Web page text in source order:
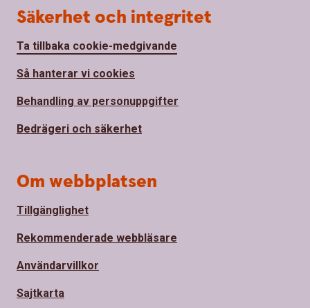
Säkerhet och integritet
Ta tillbaka cookie-medgivande
Så hanterar vi cookies
Behandling av personuppgifter
Bedrägeri och säkerhet
Om webbplatsen
Tillgänglighet
Rekommenderade webbläsare
Användarvillkor
Sajtkarta